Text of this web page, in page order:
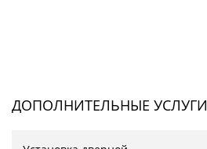
ДОПОЛНИТЕЛЬНЫЕ УСЛУГИ